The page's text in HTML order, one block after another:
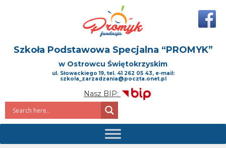
Szkoła Podstawowa Specjalna “PROMYK”
w Ostrowcu Świętokrzyskim
ul. Słowackiego 19, tel. 41 262 05 43, e-mail:
szkola_zarzadzania@poczta.onet.pl
Nasz BIP: